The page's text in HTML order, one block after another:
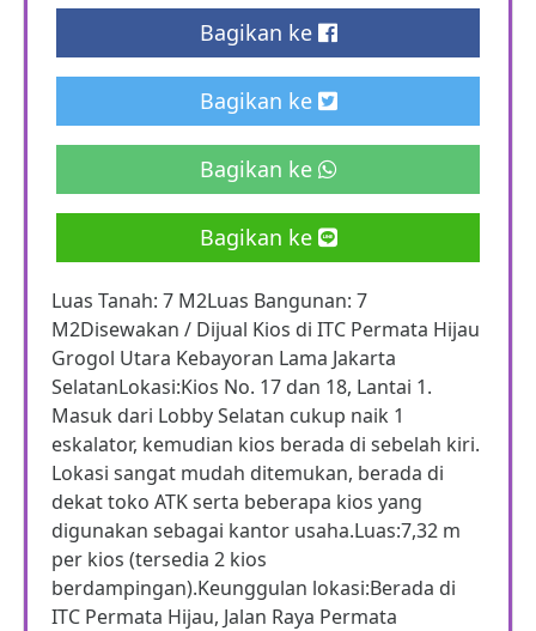
Bagikan ke
Bagikan ke
Bagikan ke
Bagikan ke
Luas Tanah: 7 M2Luas Bangunan: 7
M2Disewakan / Dijual Kios di ITC Permata Hijau
Grogol Utara Kebayoran Lama Jakarta
SelatanLokasi:Kios No. 17 dan 18, Lantai 1.
Masuk dari Lobby Selatan cukup naik 1
eskalator, kemudian kios berada di sebelah kiri.
Lokasi sangat mudah ditemukan, berada di
dekat toko ATK serta beberapa kios yang
digunakan sebagai kantor usaha.Luas:7,32 m
per kios (tersedia 2 kios
berdampingan).Keunggulan lokasi:Berada di
ITC Permata Hijau, Jalan Raya Permata